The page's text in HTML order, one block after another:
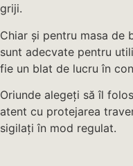
griji.
Chiar și pentru masa de
sunt adecvate pentru
fie un blat de lucru în
Oriunde alegeți să îl
atent cu protejarea
sigilați în mod regulat.